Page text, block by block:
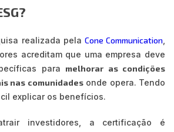
realizada pela Cone Communication
acreditam que uma empresa deve
para melhorar as condições
nas comunidadesonde opera. Tendo
explicar os benefícios.
investidores, a certificação é